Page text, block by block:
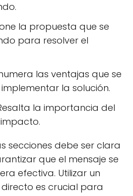
la propuesta que se
para resolver el
las ventajas que se
la solución.
la importancia del
secciones debe ser clara
que el mensaje se
efectiva. Utilizar un
es crucial para